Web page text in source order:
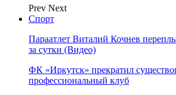
Prev Next
Спорт
Параатлет Виталий Кочнев
за сутки (Видео)
ФК «Иркутск» прекратил
профессиональный клуб